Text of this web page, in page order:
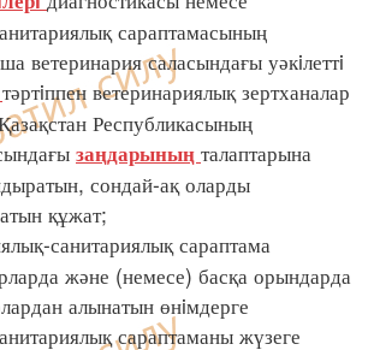
сараптамасының
ветеринария саласындағы уәкiлеттi
тәртiппен ветеринариялық зертханалар
Республикасының
заңдарының талаптарына
сондай-ақ оларды
құжат;
санитариялық сараптама
және (немесе) басқа орындарда
алынатын өнiмдерге
сараптаманы жүзеге